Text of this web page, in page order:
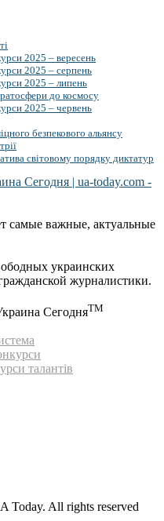
2025 – вересень
2025 – серпень
2025 – липень
до космосу
2025 – червень
безпекового альянсу
світовому порядку диктатур
самые важные, актуальные
украинских
журналистики.
СегодняTM
талантів
Today. All rights reserved